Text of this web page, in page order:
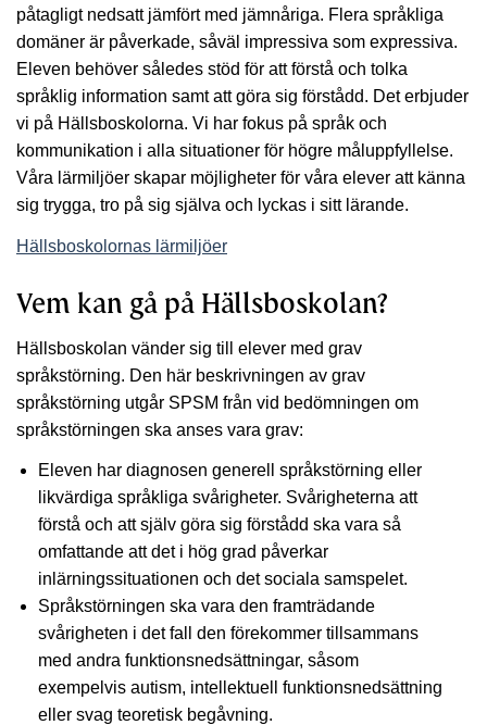
påtagligt nedsatt jämfört med jämnåriga. Flera språkliga
domäner är påverkade, såväl impressiva som expressiva.
Eleven behöver således stöd för att förstå och tolka
språklig information samt att göra sig förstådd. Det erbjuder
vi på Hällsboskolorna. Vi har fokus på språk och
kommunikation i alla situationer för högre måluppfyllelse.
Våra lärmiljöer skapar möjligheter för våra elever att känna
sig trygga, tro på sig själva och lyckas i sitt lärande.
Hällsboskolornas lärmiljöer
Vem kan gå på Hällsboskolan?
Hällsboskolan vänder sig till elever med grav
språkstörning. Den här beskrivningen av grav
språkstörning utgår SPSM från vid bedömningen om
språkstörningen ska anses vara grav:
Eleven har diagnosen generell språkstörning eller
likvärdiga språkliga svårigheter. Svårigheterna att
förstå och att själv göra sig förstådd ska vara så
omfattande att det i hög grad påverkar
inlärningssituationen och det sociala samspelet.
Språkstörningen ska vara den framträdande
svårigheten i det fall den förekommer tillsammans
med andra funktionsnedsättningar, såsom
exempelvis autism, intellektuell funktionsnedsättning
eller svag teoretisk begåvning.